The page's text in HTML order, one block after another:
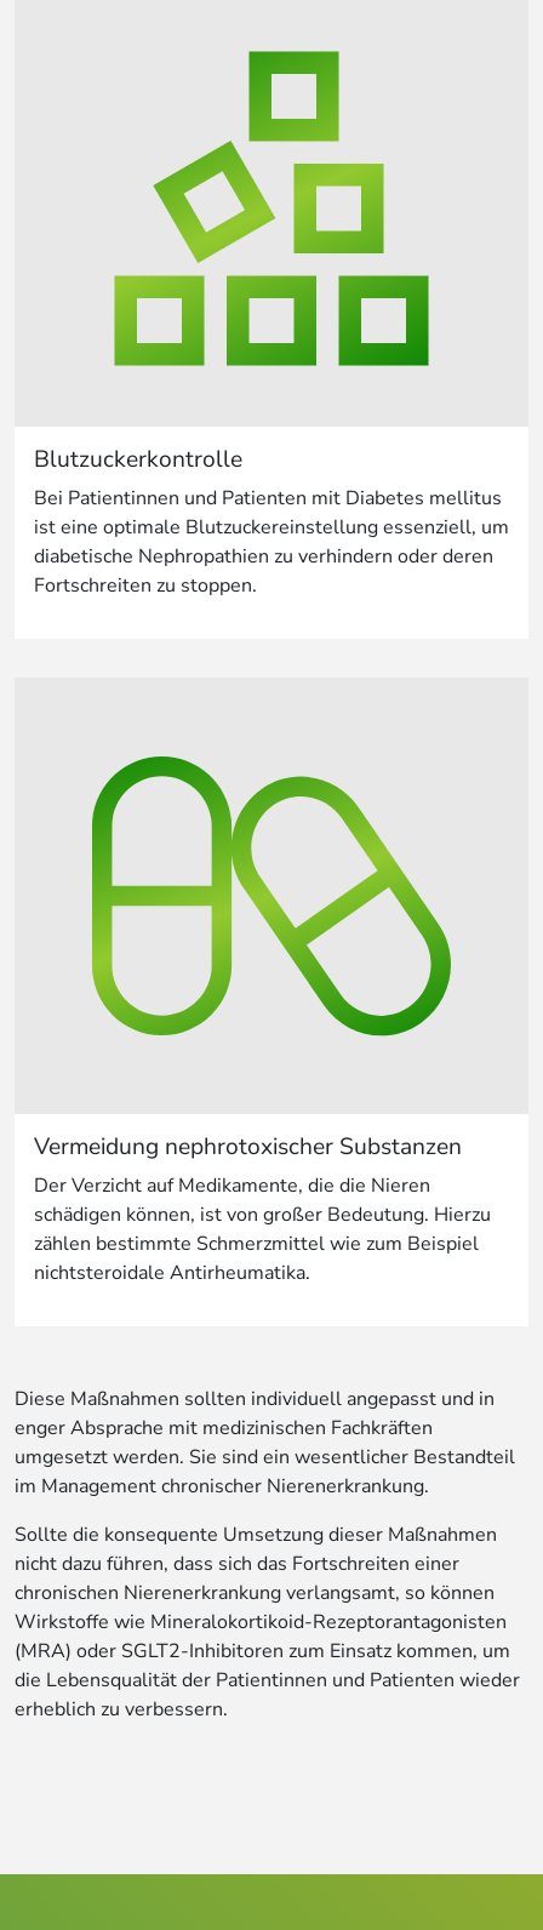
Blutzuckerkontrolle
Bei Patientinnen und Patienten mit Diabetes mellitus
ist eine optimale Blutzuckereinstellung essenziell, um
diabetische Nephropathien zu verhindern oder deren
Fortschreiten zu stoppen.
Vermeidung nephrotoxischer Substanzen
Der Verzicht auf Medikamente, die die Nieren
schädigen können, ist von großer Bedeutung. Hierzu
zählen bestimmte Schmerzmittel wie zum Beispiel
nichtsteroidale Antirheumatika.
Diese Maßnahmen sollten individuell angepasst und in
enger Absprache mit medizinischen Fachkräften
umgesetzt werden. Sie sind ein wesentlicher Bestandteil
im Management chronischer Nierenerkrankung.
Sollte die konsequente Umsetzung dieser Maßnahmen
nicht dazu führen, dass sich das Fortschreiten einer
chronischen Nierenerkrankung verlangsamt, so können
Wirkstoffe wie Mineralokortikoid-Rezeptorantagonisten
(MRA) oder SGLT2-Inhibitoren zum Einsatz kommen, um
die Lebensqualität der Patientinnen und Patienten wieder
erheblich zu verbessern.